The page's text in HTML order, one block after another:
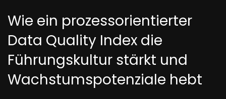
Wie ein prozessorientierter
Data Quality Index die
Führungskultur stärkt und
Wachstumspotenziale hebt